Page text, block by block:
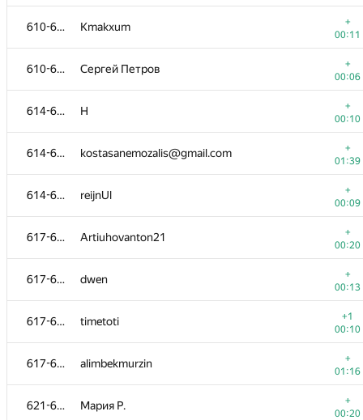
610-613 Kmakxum
+
00:11
610-613 Сергей Петров
+
00:06
614-616 Н
+
00:10
614-616 kostasanemozalis@gmail.com
+
01:39
614-616 reijnUl
+
00:09
617-620 Artiuhovanton21
+
00:20
617-620 dwen
+
00:13
617-620 timetoti
+1
00:10
617-620 alimbekmurzin
+
01:16
621-622 Мария Р.
+
00:20
1280
stanislav.zholnin
00:06
Тимур Хабибуллин
+
00:25
Евгения
00:11
dalkott
00:12